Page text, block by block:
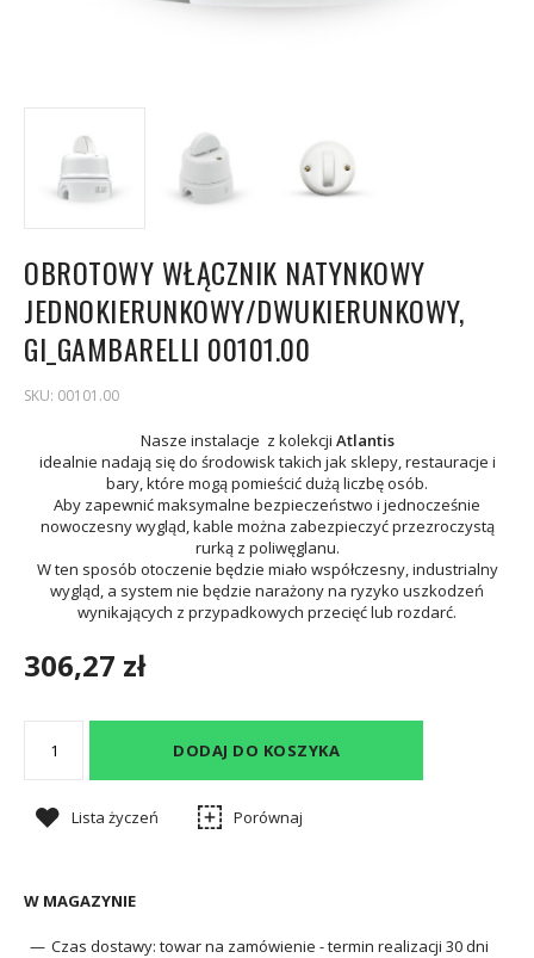
OBROTOWY WŁĄCZNIK NATYNKOWY
JEDNOKIERUNKOWY/DWUKIERUNKOWY,
GI_GAMBARELLI 00101.00
SKU: 00101.00
Nasze instalacje z kolekcji Atlantis
idealnie nadają się do środowisk takich jak sklepy, restauracje i
bary, które mogą pomieścić dużą liczbę osób.
Aby zapewnić maksymalne bezpieczeństwo i jednocześnie
nowoczesny wygląd, kable można zabezpieczyć przezroczystą
rurką z poliwęglanu.
W ten sposób otoczenie będzie miało współczesny, industrialny
wygląd, a system nie będzie narażony na ryzyko uszkodzeń
wynikających z przypadkowych przecięć lub rozdarć.
306,27 zł
DODAJ DO KOSZYKA
Lista życzeń Porównaj
W MAGAZYNIE
Czas dostawy: towar na zamówienie - termin realizacji 30 dni